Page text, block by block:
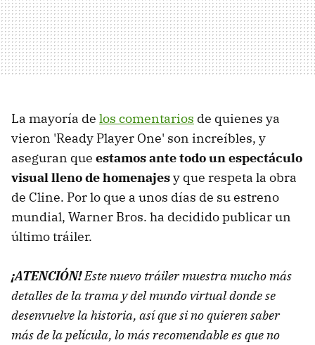
La mayoría de los comentarios de quienes ya
vieron 'Ready Player One' son increíbles, y
aseguran que estamos ante todo un espectáculo
visual lleno de homenajesy que respeta la obra
de Cline. Por lo que a unos días de su estreno
mundial, Warner Bros. ha decidido publicar un
último tráiler.
¡ATENCIÓN!Este nuevo tráiler muestra mucho más
detalles de la trama y del mundo virtual donde se
desenvuelve la historia, así que si no quieren saber
más de la película, lo más recomendable es que no